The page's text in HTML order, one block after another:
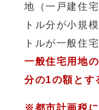
地（一戸建住
トル分が小規
トルが一般住
一般住宅用地
分の1の額とす
※都市計画税